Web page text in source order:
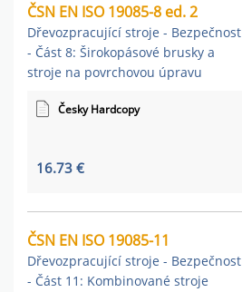
ČSN EN ISO 19085-8 ed. 2
Dřevozpracující stroje - Bezpečnost
- Část 8: Širokopásové brusky a
stroje na povrchovou úpravu
Česky Hardcopy
16.73 €
ČSN EN ISO 19085-11
Dřevozpracující stroje - Bezpečnost
- Část 11: Kombinované stroje